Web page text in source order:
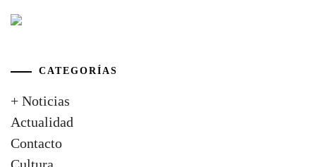
CATEGORÍAS
+ Noticias
Actualidad
Contacto